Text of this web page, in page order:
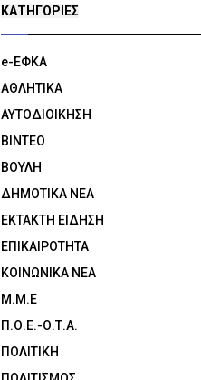
KΑΤΗΓΟΡΊΕΣ
e-ΕΦΚΑ
ΑΘΛΗΤΙΚΑ
ΑΥΤΟΔΙΟΙΚΗΣΗ
ΒΙΝΤΕΟ
ΒΟΥΛΗ
ΔΗΜΟΤΙΚΑ ΝΕΑ
ΕΚΤΑΚΤΗ ΕΙΔΗΣΗ
ΕΠΙΚΑΙΡΟΤΗΤΑ
ΚΟΙΝΩΝΙΚΑ ΝΕΑ
Μ.Μ.Ε
Π.Ο.Ε.-Ο.Τ.Α.
ΠΟΛΙΤΙΚΗ